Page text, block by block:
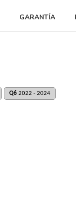
GARANTÍA
Q6 2022 - 2024